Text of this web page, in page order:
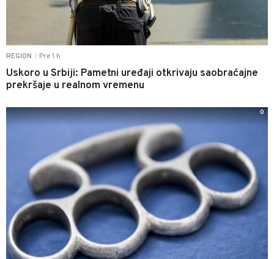
REGION Pre 1 h
Uskoro u Srbiji: Pametni uređaji otkrivaju saobraćajne
prekršaje u realnom vremenu
0